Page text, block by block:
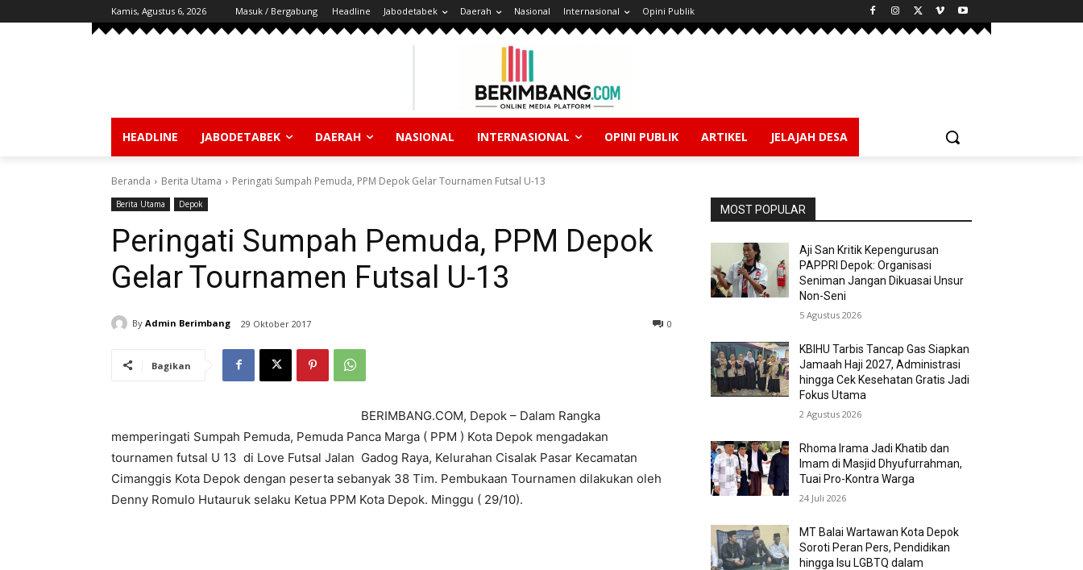
Kamis, Agustus 6, 2026 Masuk / Bergabung Headline Jabodetabek Daerah Nasional Internasional Opini Publik
HEADLINE JABODETABEK DAERAH NASIONAL INTERNASIONAL OPINI PUBLIK ARTIKEL JELAJAH DESA
Beranda Berita Utama Peringati Sumpah Pemuda, PPM Depok Gelar Tournamen Futsal U-13
Berita Utama Depok
Peringati Sumpah Pemuda, PPM Depok
Gelar Tournamen Futsal U-13
By Admin Berimbang 29 Oktober 2017 0
Bagikan
BERIMBANG.COM, Depok – Dalam Rangka
memperingati Sumpah Pemuda, Pemuda Panca Marga ( PPM ) Kota Depok mengadakan
tournamen futsal U 13 di Love Futsal Jalan Gadog Raya, Kelurahan Cisalak Pasar Kecamatan
Cimanggis Kota Depok dengan peserta sebanyak 38 Tim. Pembukaan Tournamen dilakukan oleh
Denny Romulo Hutauruk selaku Ketua PPM Kota Depok. Minggu ( 29/10).
MOST POPULAR
Aji San Kritik Kepengurusan
PAPPRI Depok: Organisasi
Seniman Jangan Dikuasai Unsur
Non-Seni
5 Agustus 2026
KBIHU Tarbis Tancap Gas Siapkan
Jamaah Haji 2027, Administrasi
hingga Cek Kesehatan Gratis Jadi
Fokus Utama
2 Agustus 2026
Rhoma Irama Jadi Khatib dan
Imam di Masjid Dhyufurrahman,
Tuai Pro-Kontra Warga
24 Juli 2026
MT Balai Wartawan Kota Depok
Soroti Peran Pers, Pendidikan
hingga Isu LGBTQ dalam